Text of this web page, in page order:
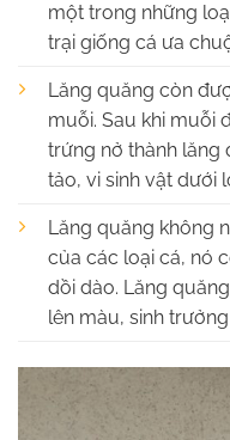
một trong những
trại giống cá ưa
Lăng quăng còn
muỗi. Sau khi muỗi
trứng nở thành lăng
tảo, vi sinh vật dưới
Lăng quăng không
của các loại cá, nó
dồi dào. Lăng
lên màu, sinh